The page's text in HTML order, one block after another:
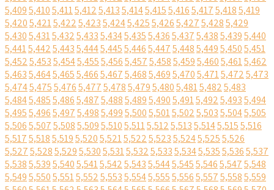
5,4095,4105,4115,4125,4135,4145,4155,4165,4175,4185,419
5,4205,4215,4225,4235,4245,4255,4265,4275,4285,429
5,4305,4315,4325,4335,4345,4355,4365,4375,4385,4395,440
5,4415,4425,4435,4445,4455,4465,4475,4485,4495,4505,451
5,4525,4535,4545,4555,4565,4575,4585,4595,4605,4615,462
5,4635,4645,4655,4665,4675,4685,4695,4705,4715,4725,473
5,4745,4755,4765,4775,4785,4795,4805,4815,4825,483
5,4845,4855,4865,4875,4885,4895,4905,4915,4925,4935,494
5,4955,4965,4975,4985,4995,5005,5015,5025,5035,5045,505
5,5065,5075,5085,5095,5105,5115,5125,5135,5145,5155,516
5,5175,5185,5195,5205,5215,5225,5235,5245,5255,526
5,5275,5285,5295,5305,5315,5325,5335,5345,5355,5365,537
5,5385,5395,5405,5415,5425,5435,5445,5455,5465,5475,548
5,5495,5505,5515,5525,5535,5545,5555,5565,5575,5585,559